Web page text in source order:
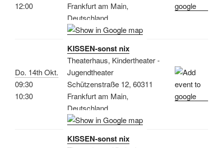
12:00
Frankfurt am Main,
Deutschland
Do. 14th Okt.
09:30
10:30
KISSEN-sonst nix
Theaterhaus, Kindertheater -
Jugendtheater
Schützenstraße 12, 60311
Frankfurt am Main,
Deutschland
KISSEN-sonst nix